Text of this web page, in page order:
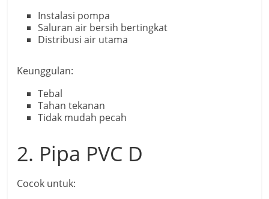
Instalasi pompa
Saluran air bersih bertingkat
Distribusi air utama
Keunggulan:
Tebal
Tahan tekanan
Tidak mudah pecah
2. Pipa PVC D
Cocok untuk: